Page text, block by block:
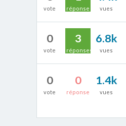
vote réponse vues
0
vote
3
réponses
6.8k
vues
0
vote
0
réponse
1.4k
vues